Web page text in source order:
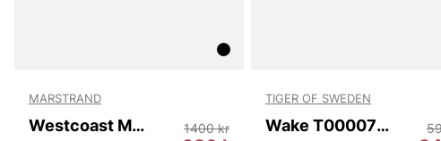
MARSTRAND
Westcoast Marstrand Sko 1400 kr
TIGER OF SWEDEN
Wake T00007 10N